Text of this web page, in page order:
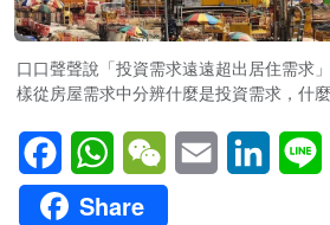
口口聲聲說「投資需求遠遠超出居住需求
樣從房屋需求中分辨什麼是投資需求，什
FacebookWhatsAppWeChatEmail
Share